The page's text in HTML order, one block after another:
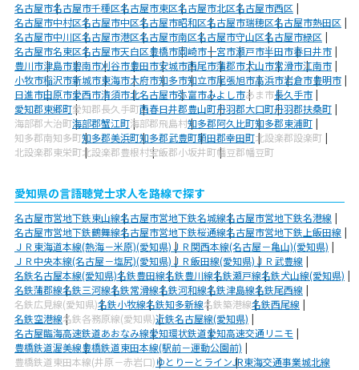
名古屋市名古屋市千種区名古屋市東区名古屋市北区名古屋市西区
名古屋市中村区名古屋市中区名古屋市昭和区名古屋市瑞穂区名古屋市熱田区
名古屋市中川区名古屋市港区名古屋市南区名古屋市守山区名古屋市緑区
名古屋市名東区名古屋市天白区豊橋市岡崎市一宮市瀬戸市半田市春日井市
豊川市津島市碧南市刈谷市豊田市安城市西尾市蒲郡市犬山市常滑市江南市
小牧市稲沢市新城市東海市大府市知多市知立市尾張旭市高浜市岩倉市豊明市
日進市田原市愛西市清須市北名古屋市弥富市みよし市あま市長久手市
愛知郡東郷町愛知郡長久手町西春日井郡豊山町丹羽郡大口町丹羽郡扶桑町
海部郡大治町海部郡蟹江町海部郡飛島村知多郡阿久比町知多郡東浦町
知多郡南知多町知多郡美浜町知多郡武豊町額田郡幸田町北設楽郡設楽町
北設楽郡東栄町北設楽郡豊根村宝飯郡小坂井町幡豆郡幡豆町
愛知県の言語聴覚士求人を路線で探す
名古屋市営地下鉄東山線名古屋市営地下鉄名城線名古屋市営地下鉄名港線
名古屋市営地下鉄鶴舞線名古屋市営地下鉄桜通線名古屋市営地下鉄上飯田線
ＪＲ東海道本線(熱海－米原)(愛知県)ＪＲ関西本線(名古屋－亀山)(愛知県)
ＪＲ中央本線(名古屋－塩尻)(愛知県)ＪＲ飯田線(愛知県)ＪＲ武豊線
名鉄名古屋本線(愛知県)名鉄豊田線名鉄豊川線名鉄瀬戸線名鉄犬山線(愛知県)
名鉄蒲郡線名鉄三河線名鉄常滑線名鉄河和線名鉄津島線名鉄尾西線
名鉄広見線(愛知県)名鉄小牧線名鉄知多新線名鉄築港線名鉄西尾線
名鉄空港線名鉄各務原線(愛知県)近鉄名古屋線(愛知県)
名古屋臨海高速鉄道あおなみ線愛知環状鉄道愛知高速交通リニモ
豊橋鉄道渥美線豊橋鉄道東田本線(駅前－運動公園前)
豊橋鉄道東田本線(井原－赤岩口)ゆとりーとラインJR東海交通事業城北線